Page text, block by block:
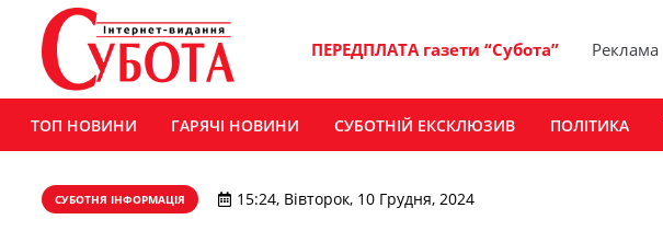
ПЕРЕДПЛАТА газети “Субота” Реклама
ТОП НОВИНИ ГАРЯЧІ НОВИНИ СУБОТНІЙ ЕКСКЛЮЗИВ ПОЛІТИКА
СУБОТНЯ ІНФОРМАЦІЯ 15:24, Вівторок, 10 Грудня, 2024